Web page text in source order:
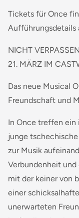
Tickets für Once
Aufführungsdetails
NICHT
21. MÄRZ IM
Das neue Musical
Freundschaft und
In Once treffen ein
junge
zur Musik
Verbundenheit und
mit der keiner von
einer
unerwarteten